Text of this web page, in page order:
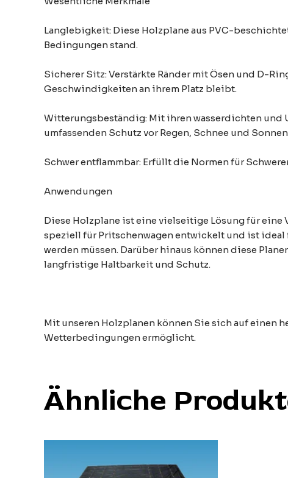
Langlebigkeit: Diese Holzplane aus PVC-
Bedingungen stand.
Sicherer Sitz: Verstärkte Ränder mit Ösen und D-
Geschwindigkeiten an ihrem Platz bleibt.
Witterungsbeständig: Mit ihren wasserdichten und
umfassenden Schutz vor Regen, Schnee und
Schwer entflammbar: Erfüllt die Normen für
Anwendungen
Diese Holzplane ist eine vielseitige Lösung für eine
speziell für Pritschenwagen entwickelt und ist ideal
werden müssen. Darüber hinaus können diese
langfristige Haltbarkeit und Schutz.
Mit unseren Holzplanen können Sie sich auf einen
Wetterbedingungen ermöglicht.
Ähnliche